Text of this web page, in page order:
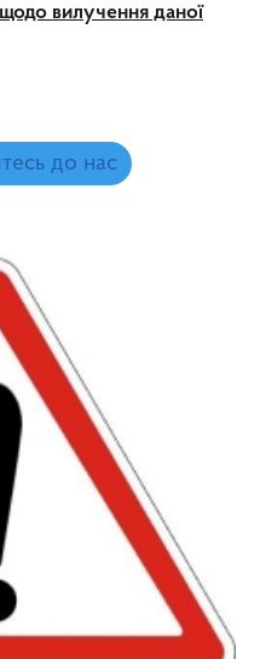
вилучення даної
до нас